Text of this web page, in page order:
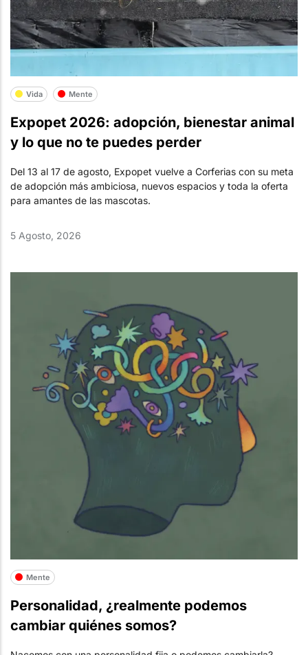
Vida Mente
Expopet 2026: adopción, bienestar animal
y lo que no te puedes perder
Del 13 al 17 de agosto, Expopet vuelve a Corferias con su meta
de adopción más ambiciosa, nuevos espacios y toda la oferta
para amantes de las mascotas.
5 Agosto, 2026
Mente
Personalidad, ¿realmente podemos
cambiar quiénes somos?